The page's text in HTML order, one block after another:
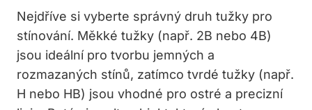
Nejdříve si vyberte správný druh tužky pro
stínování. Měkké tužky (např. 2B nebo 4B)
jsou ideální pro tvorbu jemných a
rozmazaných stínů, zatímco tvrdé tužky (např.
H nebo HB) jsou vhodné pro ostré a precizní